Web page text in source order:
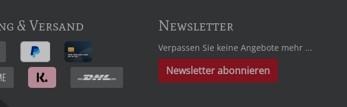
& Versand Newsletter
Verpassen Sie keine Angebote mehr ...
Newsletter abonnieren